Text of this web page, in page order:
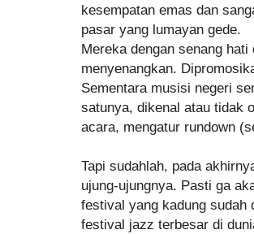
kesempatan emas dan
pasar yang lumayan gede.
Mereka dengan senang
menyenangkan.
Sementara musisi negeri
satunya, dikenal atau tidak
acara, mengatur rundown
Tapi sudahlah, pada
ujung-ujungnya. Pasti ga
festival yang kadung sudah
festival jazz terbesar di